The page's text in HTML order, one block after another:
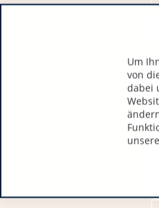
Um
von
dabei